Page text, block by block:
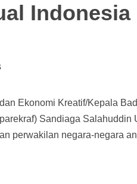
Ekonomi Kreatif/Kepala
Sandiaga
perwakilan negara-negara